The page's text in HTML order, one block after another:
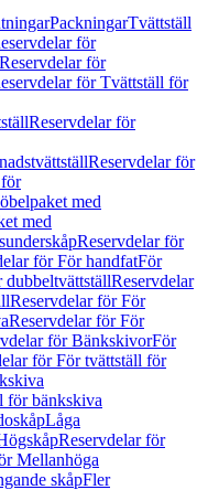
PackningarTvättställ
för
Reservdelar för
för Tvättställ för
Reservdelar för
Reservdelar för
med
med
Reservdelar för
för För handfatFör
dubbeltvättställReservdelar
Reservdelar för För
Reservdelar för För
för BänkskivorFör
för För tvättställ för
för bänkskiva
Låga
Reservdelar för
Mellanhöga
skåpFler